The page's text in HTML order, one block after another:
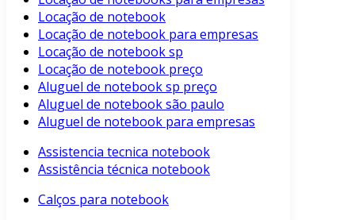
Locação de notebook
Locação de notebook para empresas
Locação de notebook sp
Locação de notebook preço
Aluguel de notebook sp preço
Aluguel de notebook são paulo
Aluguel de notebook para empresas
Assistencia tecnica notebook
Assistência técnica notebook
Calços para notebook